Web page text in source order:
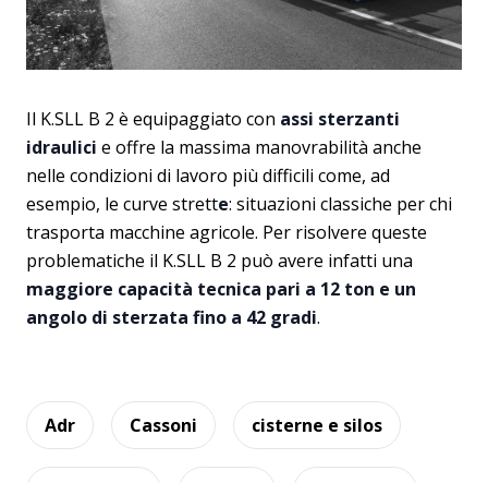
Il K.SLL B 2 è equipaggiato con assi sterzanti
idraulici e offre la massima manovrabilità anche
nelle condizioni di lavoro più difficili come, ad
esempio, le curve strette: situazioni classiche per chi
trasporta macchine agricole. Per risolvere queste
problematiche il K.SLL B 2 può avere infatti una
maggiore capacità tecnica pari a 12 ton e un
angolo di sterzata fino a 42 gradi.
Adr Cassoni cisterne e silos